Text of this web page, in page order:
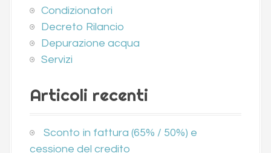
Condizionatori
Decreto Rilancio
Depurazione acqua
Servizi
Articoli recenti
Sconto in fattura (65% / 50%) e
cessione del credito